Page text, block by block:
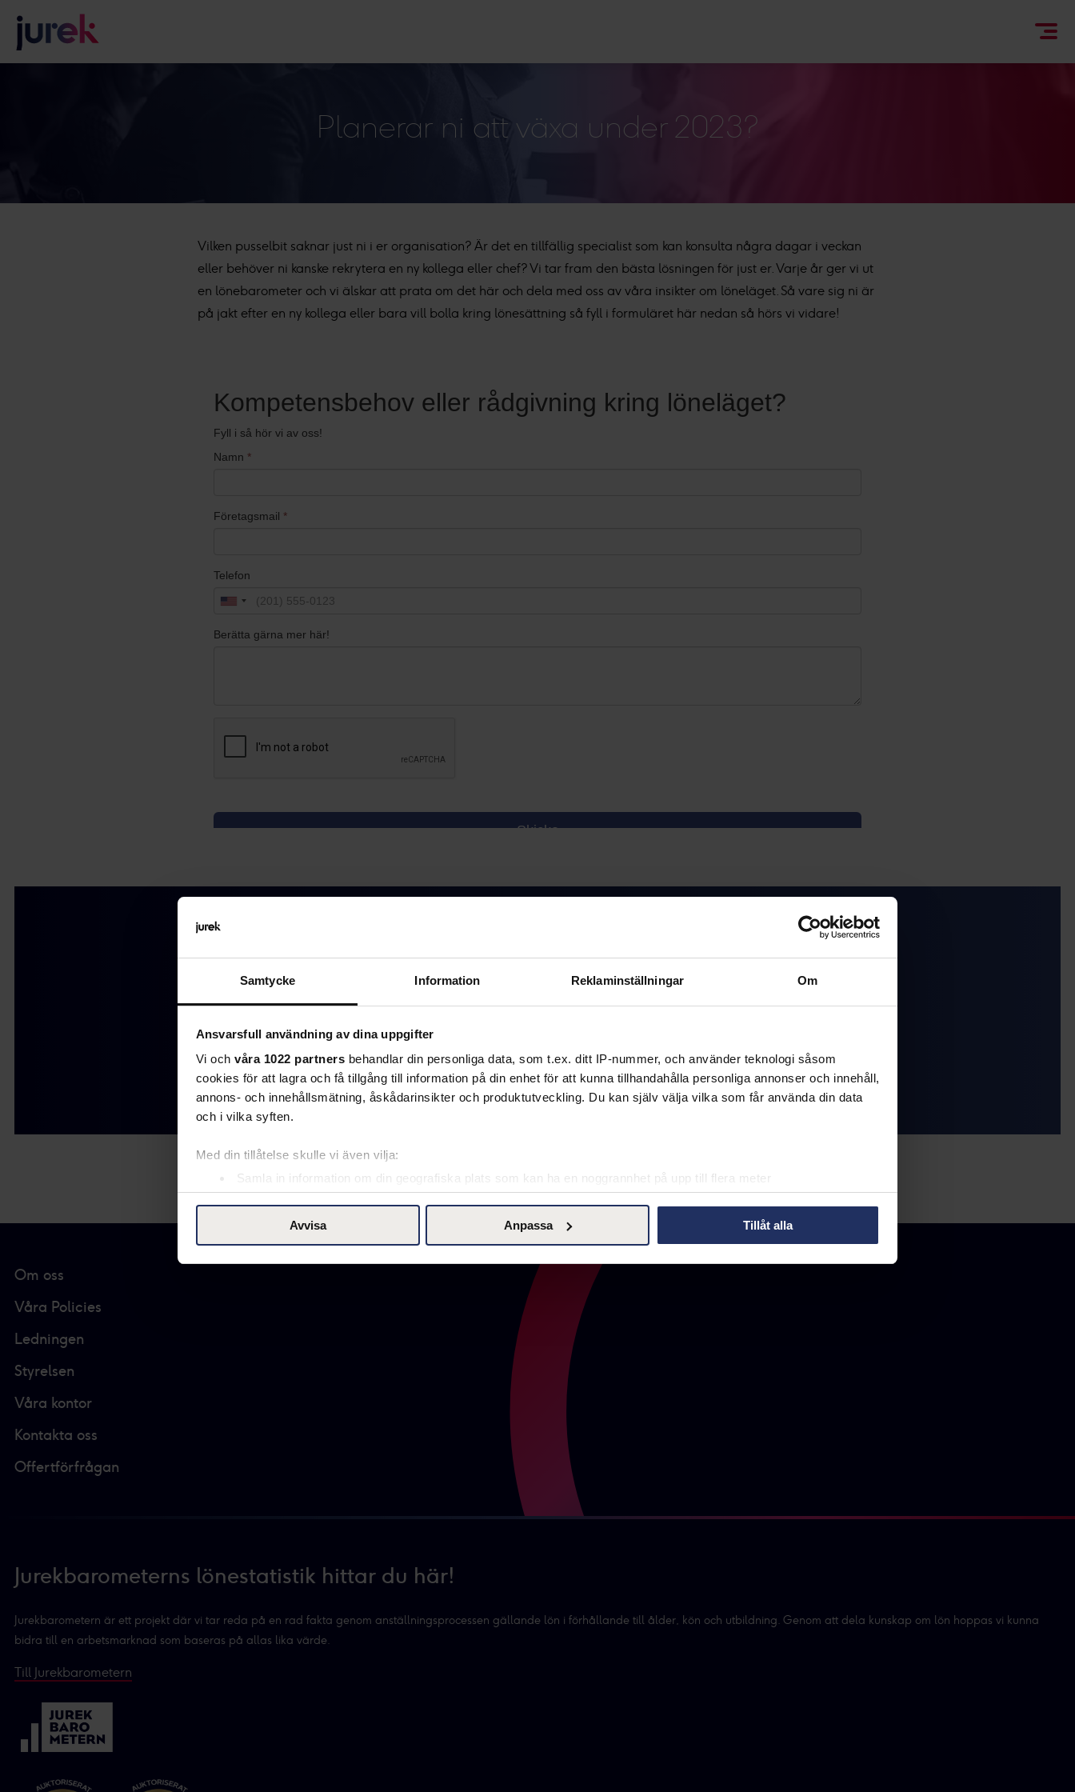
Samtycke Information Reklaminställningar Om
Ansvarsfull användning av dina uppgifter
Vi och våra 1022 partners behandlar din personliga data, som t.ex. ditt IP-nummer, och använder teknologi såsom
cookies för att lagra och få tillgång till information på din enhet för att kunna tillhandahålla personliga annonser och innehåll,
annons- och innehållsmätning, åskådarinsikter och produktutveckling. Du kan själv välja vilka som får använda din data
och i vilka syften.
Med din tillåtelse skulle vi även vilja:
Samla in information om din geografiska plats som kan ha en noggrannhet på upp till flera meter
Ta reda på mer om hur dina personliga uppgifter behandlas och ställ in dina preferenser i
detaljsektionen. Du kan ändra
eller dra tillbaka ditt samtycke när som helst från cookie-förklaringen.
Vår Cookie Banner ger dig total kontroll över den data vi samlar och använder, det är viktigt för oss att du känner till de
rättigheter du har som individ. Du kan när som helst ändra dina preferenser genom att klicka på den lilla ikonen längst ner
Med din tillåtelse använder vi och våra affärspartners teknik, inklusive cookies, för att samla in information om dig för olika
ändamål. Genom att klicka på "Acceptera" ger du ditt samtycke för dessa ändamål. Du kan också välja att välja vilken
Du kan läsa mer om hur vi använder cookies och annan teknik och hur vi samlar in och behandlar personuppgifter i vår
Vi och våra partners processar den insamlade datan efter ditt godkännande eller legitima intresse för
Avvisa Anpassa Tillåt alla
Planerar ni att växa under 2023?
Vilken pusselbit saknar just ni i er organisation? Är det en tillfällig specialist som kan konsulta några dagar i veckan
eller behöver ni kanske rekrytera en ny kollega eller chef? Vi tar fram den bästa lösningen för just er. Varje år ger vi ut
en lönebarometer och vi älskar att prata om det här och dela med oss av våra insikter om löneläget. Så vare sig ni är
på jakt efter en ny kollega eller bara vill bolla kring lönesättning så fyll i formuläret här nedan så hörs vi vidare!
Rekrytering & konsultlösningar
Vi hittar chefer, specialister och generalister inom Juridik, Ekonomi, Marknad, HR och Business Support
Om oss
Våra Policies
Ledningen
Styrelsen
Våra kontor
Kontakta oss
Offertförfrågan
Jurekbarometerns lönestatistik hittar du här!
Jurekbarometern är ett projekt där vi tar reda på en rad fakta genom anställningsprocessen gällande lön i förhållande till ålder, kön och utbildning. Genom att dela kunskap om lön hoppas vi kunna
bidra till en arbetsmarknad som baseras på allas lika värde.
Till Jurekbarometern